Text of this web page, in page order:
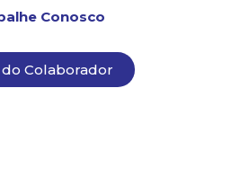
Conosco
Colaborador